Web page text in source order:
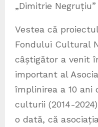
„Dimitrie
Vestea că
Fondului Cultural
câștigător a venit
important al
împlinirea a 10
culturii (2014-
o dată, că